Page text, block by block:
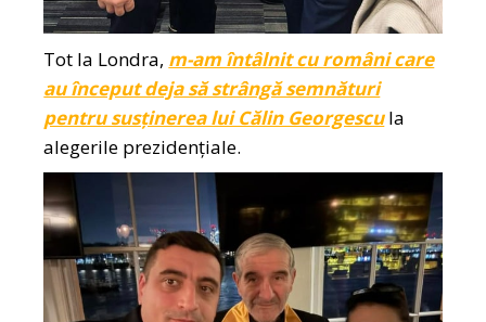
Tot la Londra, m-am întâlnit cu români care
au început deja să strângă semnături
pentru susținerea lui Călin Georgescula
alegerile prezidențiale.